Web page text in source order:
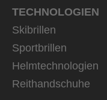
TECHNOLOGIEN
Skibrillen
Sportbrillen
Helmtechnologien
Reithandschuhe